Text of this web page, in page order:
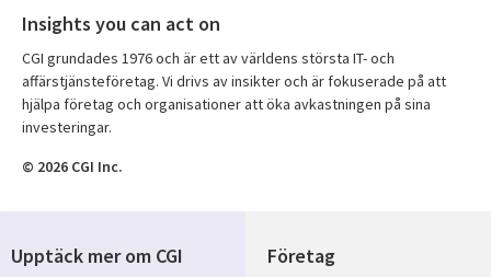
Insights you can act on
CGI grundades 1976 och är ett av världens största IT- och
affärstjänsteföretag. Vi drivs av insikter och är fokuserade på att
hjälpa företag och organisationer att öka avkastningen på sina
investeringar.
© 2026 CGI Inc.
Företag
Upptäck mer om CGI